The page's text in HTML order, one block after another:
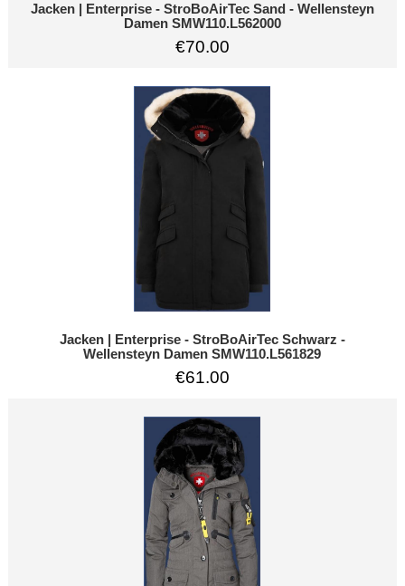
Jacken | Enterprise - StroBoAirTec Sand - Wellensteyn
Damen SMW110.L562000
€70.00
Jacken | Enterprise - StroBoAirTec Schwarz -
Wellensteyn Damen SMW110.L561829
€61.00